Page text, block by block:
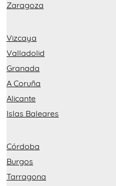
Zaragoza
Vizcaya
Valladolid
Granada
A Coruña
Alicante
Islas Baleares
Córdoba
Burgos
Tarragona